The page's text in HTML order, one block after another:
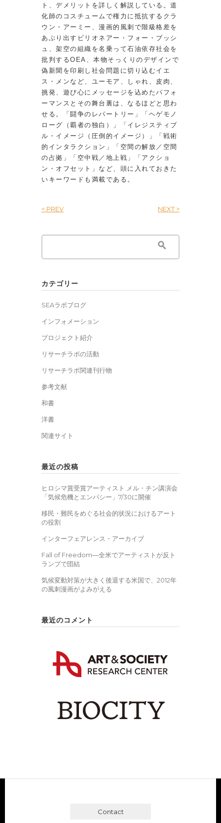
ト、デメリットを詳しく解説している。道
化師のコスチュームで権力に抵抗するクラ
ウン・アーミー、漫画的風刺で階級格差を
あぶり出すビリオネアー・フォー・ブッシ
ュ、架空の組織を名乗って石油依存社会を
批判するOEA、本物そっくりのデザインで
偽新聞を印刷し社会問題に切り込むイエ
ス・メンなど、ユーモア、しゃれ、皮肉、
挑発、遊び心にメッセージを込めたパフォ
ーマンスとその舞台裏は、なるほどと思わ
せる。「闘争のレパートリー」「ヘゲモノ
ローグ（覇者の独白）」「イレジスティブ
ル・イメージ（圧倒的イメージ）」「戦術
的インタラクション」「空間の解放／空間
の占拠」「空中戦／地上戦」「アクショ
ン・オフセット」など、頭に入れておきた
いキーワードも満載である。
< PREV NEXT >
Search
カテゴリー
SEAラボブログ
インフォメーション
プロジェクト紹介
リサーチラボの活動
リサーチラボ関連刊行物
参考文献
和書
洋書
関連サイト
最近の投稿
ヒロシマ賞受賞アーティスト メル・チン講演会
「気候危機とエンパシー」7/30に開催
移民・難民をめぐる社会的状況におけるアート
の役割
インターフェアレンス・アーカイブ
Fall of Freedom―全米でアーティストが反ト
ランプで団結
気候変動対策が大きく後退する米国で、2012年
の風刺漫画がよみがえる
最近のコメント
Contact